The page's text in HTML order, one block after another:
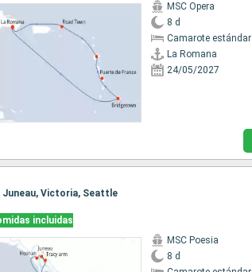
MSC Opera
8 d
Camarote estándar
La Romana
24/05/2027
Juneau, Victoria, Seattle
incluidas
MSC Poesia
8 d